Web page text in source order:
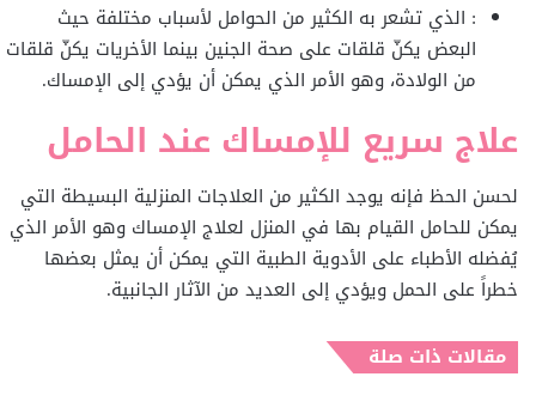
: الذي تشعر به الكثير من الحوامل لأسباب مختلفة حيث
البعض يكنّ قلقات على صحة الجنين بينما الأخريات يكنّ قلقات
من الولادة، وهو الأمر الذي يمكن أن يؤدي إلى الإمساك.
علاج سريع للإمساك عند الحامل
لحسن الحظ فإنه يوجد الكثير من العلاجات المنزلية البسيطة التي
يمكن للحامل القيام بها في المنزل لعلاج الإمساك وهو الأمر الذي
يُفضله الأطباء على الأدوية الطبية التي يمكن أن يمثل بعضها
خطراً على الحمل ويؤدي إلى العديد من الآثار الجانبية.
مقالات ذات صلة